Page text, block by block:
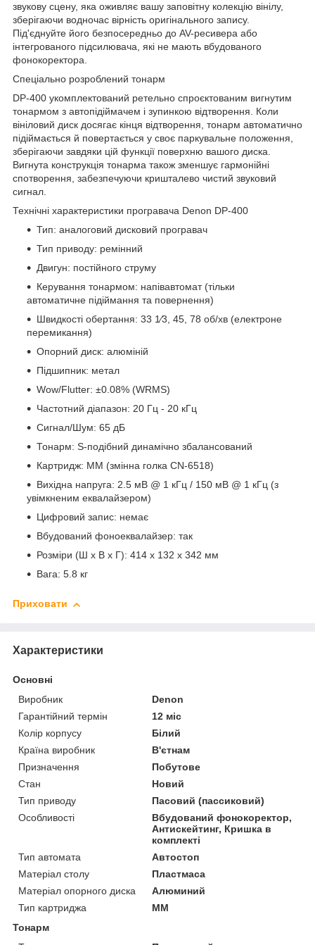
звукову сцену, яка оживляє вашу заповітну колекцію вінілу,
зберігаючи водночас вірність оригінального запису.
Під'єднуйте його безпосередньо до AV-ресивера або
інтегрованого підсилювача, які не мають вбудованого
фонокоректора.
Спеціально розроблений тонарм
DP-400 укомплектований ретельно спроєктованим вигнутим
тонармом з автопідіймачем і зупинкою відтворення. Коли
вініловий диск досягає кінця відтворення, тонарм автоматично
підіймається й повертається у своє паркувальне положення,
зберігаючи завдяки цій функції поверхню вашого диска.
Вигнута конструкція тонарма також зменшує гармонійні
спотворення, забезпечуючи кришталево чистий звуковий
сигнал.
Технічні характеристики програвача Denon DP-400
Тип: аналоговий дисковий програвач
Тип приводу: ремінний
Двигун: постійного струму
Керування тонармом: напівавтомат (тільки
автоматичне підіймання та повернення)
Швидкості обертання: 33 1⁄3, 45, 78 об/хв (електроне
перемикання)
Опорний диск: алюміній
Підшипник: метал
Wow/Flutter: ±0.08% (WRMS)
Частотний діапазон: 20 Гц - 20 кГц
Сигнал/Шум: 65 дБ
Тонарм: S-подібний динамічно збалансований
Картридж: MM (змінна голка CN-6518)
Вихідна напруга: 2.5 мВ @ 1 кГц / 150 мВ @ 1 кГц (з
увімкненим еквалайзером)
Цифровий запис: немає
Вбудований фоноеквалайзер: так
Розміри (Ш х В х Г): 414 x 132 x 342 мм
Вага: 5.8 кг
Приховати
Характеристики
Основні
Виробник
Denon
Гарантійний термін
12 міс
Колір корпусу
Білий
Країна виробник
В'єтнам
Призначення
Побутове
Стан
Новий
Тип приводу
Пасовий (пассиковий)
Особливості
Вбудований фонокоректор,
Антискейтинг, Кришка в
комплекті
Тип автомата
Автостоп
Матеріал столу
Пластмаса
Матеріал опорного диска
Алюминий
Тип картриджа
MM
Тонарм